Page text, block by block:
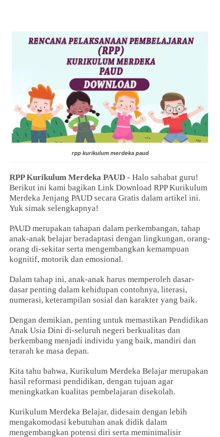
rpp kurikulum merdeka paud
RPP Kurikulum Merdeka PAUD - Halo sahabat guru!
Berikut ini kami bagikan Link Download RPP Kurikulum
Merdeka Jenjang PAUD secara Gratis dalam artikel ini.
Yuk simak selengkapnya!
PAUD merupakan tahapan dalam perkembangan, tahap
anak-anak belajar beradaptasi dengan lingkungan, orang-
orang di-sekitar serta mengembangkan kemampuan
kognitif, motorik dan emosional.
Dalam tahap ini, anak-anak harus memperoleh dasar-
dasar penting dalam kehidupan contohnya, literasi,
numerasi, keterampilan sosial dan karakter yang baik.
Dengan demikian, penting untuk memastikan Pendidikan
Anak Usia Dini di-seluruh negeri berkualitas dan
berkembang menjadi individu yang baik, mandiri dan
terarah ke masa depan.
Kita tahu bahwa, Kurikulum Merdeka Belajar merupakan
hasil reformasi pendidikan, dengan tujuan agar
meningkatkan kualitas pembelajaran disekolah.
Kurikulum Merdeka Belajar, didesain dengan lebih
mengakomodasi kebutuhan anak didik dalam
mengembangkan potensi diri serta meminimalisir